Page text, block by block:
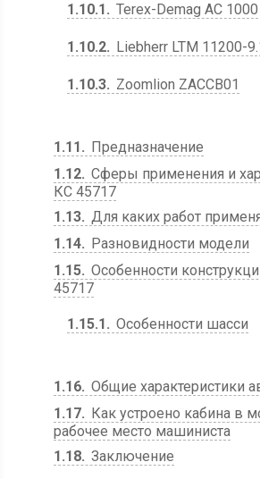
1.10.1 Terex-Demag AC 1000
1.10.2 Liebherr LTM 11200-
1.10.3 Zoomlion ZACCB01
1.11
Предназначение
1.12 Сферы применения и
КС 45717
1.13 Для каких работ
1.14
Разновидности модели
1.15 Особенности
45717
1.15.1 Особенности шасси
1.16 Общие характеристики
1.17
Как устроено кабина в
рабочее место машиниста
1.18 Заключение